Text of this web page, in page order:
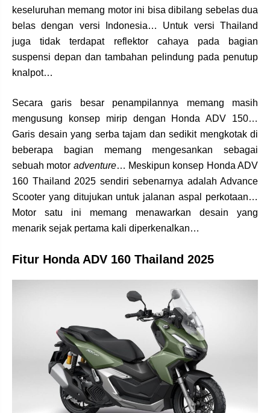
keseluruhan memang motor ini bisa dibilang sebelas dua
belas dengan versi Indonesia… Untuk versi Thailand
juga tidak terdapat reflektor cahaya pada bagian
suspensi depan dan tambahan pelindung pada penutup
knalpot…
Secara garis besar penampilannya memang masih
mengusung konsep mirip dengan Honda ADV 150…
Garis desain yang serba tajam dan sedikit mengkotak di
beberapa bagian memang mengesankan sebagai
sebuah motor adventure… Meskipun konsep Honda ADV
160 Thailand 2025 sendiri sebenarnya adalah Advance
Scooter yang ditujukan untuk jalanan aspal perkotaan…
Motor satu ini memang menawarkan desain yang
menarik sejak pertama kali diperkenalkan…
Fitur Honda ADV 160 Thailand 2025